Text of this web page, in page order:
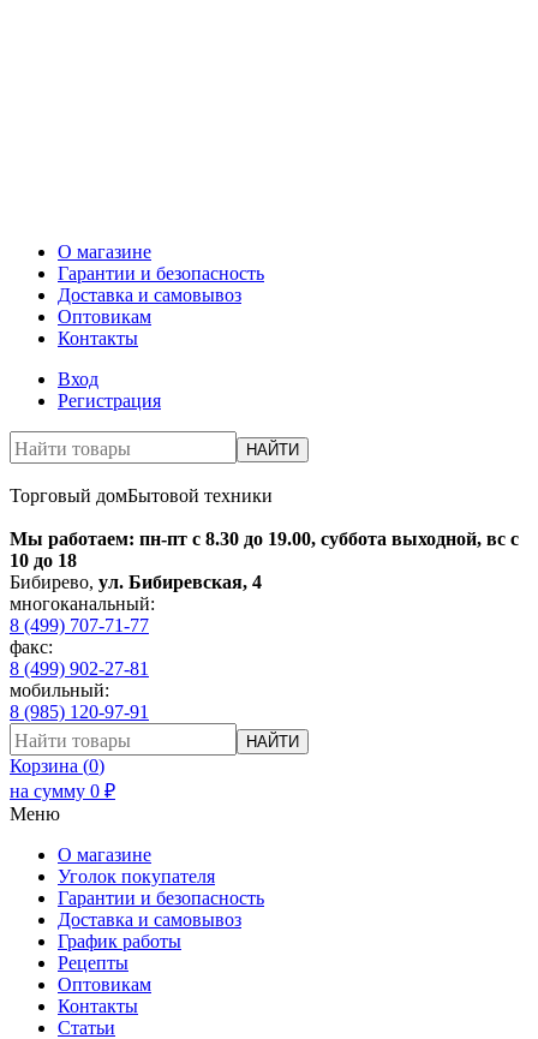
О магазине
Гарантии и безопасность
Доставка и самовывоз
Оптовикам
Контакты
Вход
Регистрация
НАЙТИ
Торговый домБытовой техники
Мы работаем: пн-пт с 8.30 до 19.00, суббота выходной, вс с
10 до 18
Бибирево, ул. Бибиревская, 4
многоканальный:
8 (499) 707-71-77
факс:
8 (499) 902-27-81
мобильный:
8 (985) 120-97-91
НАЙТИ
Корзина (0)
на сумму 0 ₽
Меню
О магазине
Уголок покупателя
Гарантии и безопасность
Доставка и самовывоз
График работы
Рецепты
Оптовикам
Контакты
Статьи